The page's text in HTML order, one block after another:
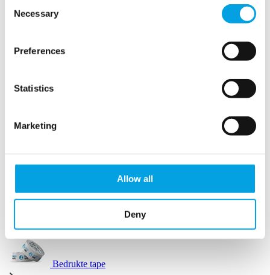
Selection
Necessary
Preferences
Statistics
Marketing
Allow all
Deny
Opvulpapier
Schuimbuffers
SizzlePak
Afzetlint
Automatische tape dispensers
Bedrukte tape